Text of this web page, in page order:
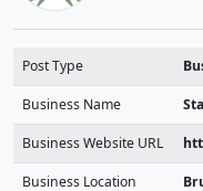
Post Type
Business Name
Business Website URL
Business Location